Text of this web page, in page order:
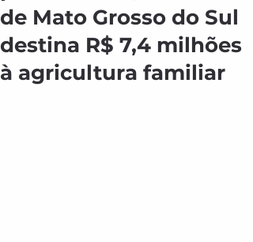
de Mato Grosso do Sul
destina R$ 7,4 milhões
à agricultura familiar